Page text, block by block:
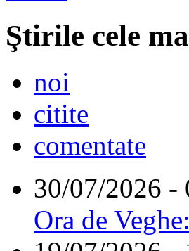
Ştirile cele
noi
citite
comentate
30/07/2026 -
Ora de